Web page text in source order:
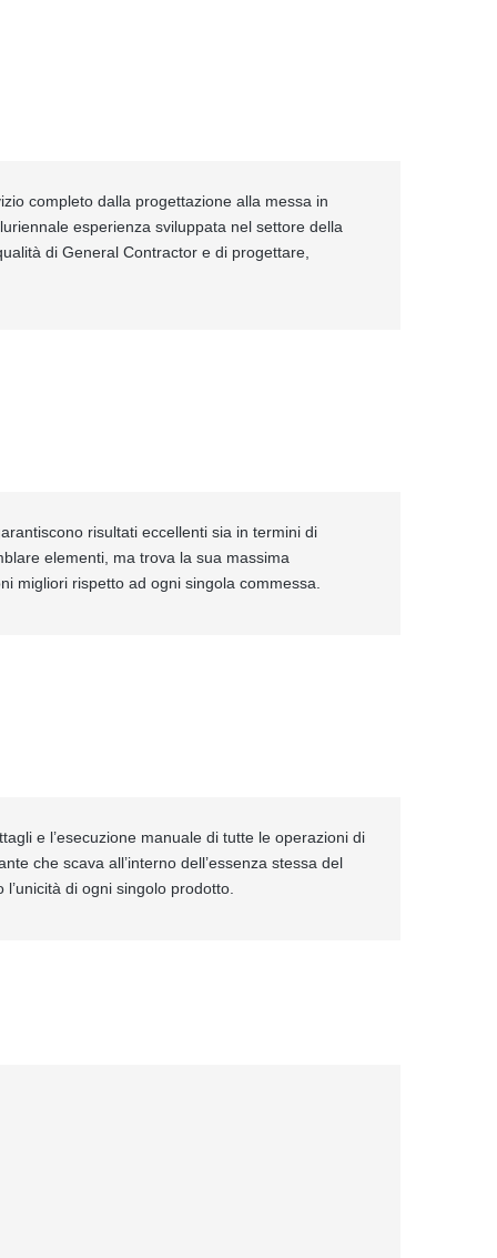
completo dalla progettazione alla messa in
esperienza sviluppata nel settore della
di General Contractor e di progettare,
risultati eccellenti sia in termini di
elementi, ma trova la sua massima
migliori rispetto ad ogni singola commessa.
e l’esecuzione manuale di tutte le operazioni di
che scava all’interno dell’essenza stessa del
di ogni singolo prodotto.